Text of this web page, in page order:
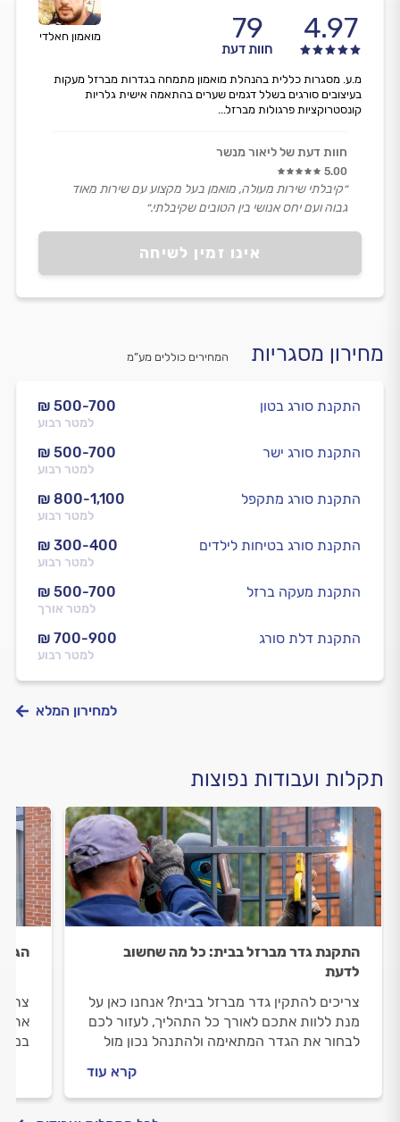
מואמון חאלדי 4.97
79
חוות דעת
אינו זמין לשיחה
מ.ע. מסגרות כללית בהנהלת מואמון מתמחה בגדרות מברזל מעקות
בעיצובים סורגים בשלל דגמים שערים בהתאמה אישית גלריות
קונסטרוקציות פרגולות מברזל...
חוות דעת של ליאור מנשר
5.00
״קיבלתי שירות מעולה, מואמן בעל מקצוע עם שירות מאוד
גבוה ועם יחס אנושי בין הטובים שקיבלתי.״
מחירון מסגריות המחירים כוללים מע”מ
₪ 500-700
למטר רבוע
התקנת סורג בטון
₪ 500-700
למטר רבוע
התקנת סורג ישר
₪ 800-1,100
למטר רבוע
התקנת סורג מתקפל
₪ 300-400
למטר רבוע
התקנת סורג בטיחות לילדים
₪ 500-700
למטר אורך
התקנת מעקה ברזל
₪ 700-900
למטר רבוע
התקנת דלת סורג
למחירון המלא
תקלות ועבודות נפוצות
התקנת גדר מברזל בבית: כל מה שחשוב
לדעת
צריכים להתקין גדר מברזל בבית? אנחנו כאן על
מנת ללוות אתכם לאורך כל התהליך, לעזור לכם
לבחור את הגדר המתאימה ולהתנהל נכון מול
קרא עוד